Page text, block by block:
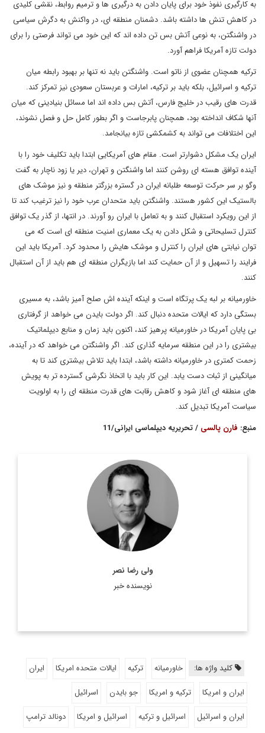
به کارگیری نفوذ خود برای پایان دادن به درگیری ها و ترمیم روابط، نقشی کلیدی
در کاهش تنش ها داشته باشد. دشمنان منطقه ای، در واکنش به دگرش سیاسی
در واشنگتن، به نوعی آتش بس تن داده اند که این خود می تواند فرصتی را برای
دولت تازه آمریکا فراهم آورد.
ترکیه همچنان عضوی از ناتو است. واشنگتن باید نه تنها بر بهبود رابطه میان
ترکیه و اسرائیل، بلکه باید بر ترکیه، امارات و عربستان سعودی نیز تمرکز کند.
قدرت های رقیب در خلیج فارس، آتش بس داده اند اما مسائل بنیادینی که میان
آنها شکاف انداخته بود، همچنان پابرجاست و اگر بطور کامل حل و فصل نشوند،
این اختلافات می تواند به کشمکشی تازه بیانجامد.
ایران یک مشکل دشوارتر است. مقام های آمریکایی ابتدا باید تکلیف خود را با
آینده توافق هسته ای روشن کنند اما واشنگتن و تهران، دیر یا زود ناچار به گفت
وگو بر سر حرکت توسعه طلبانه ایران در گستره بزرگتر منطقه و نیز موشک های
بالستیک این کشور هستند. واشنگتن باید متحدان عرب خود را نیز ترغیب کند تا
از این رویکرد استقبال کنند و به تعامل با ایران رو آورند. در انتها، از گذر یک توافق
کنترل تسلیحاتی و شکل دادن به یک معماری امنیت منطقه ای است که می
توان نیابتی های ایران را کنترل و موشک هایش را محدود کرد. آمریکا باید این
فرایند را تسهیل و از آن حمایت کند اما بازیگران منطقه ای هم باید از آن استقبال
کنند.
خاورمیانه بر لبه یک پرتگاه است و اینکه آینده اش صلح آمیز باشد، به مسیری
بستگی دارد که ایالات متحده دنبال کند. اگر دولت بایدن می خواهد از گرفتاری
بی پایان آمریکا در خاورمیانه پرهیز کند، اکنون باید زمان و منابع دیپلماتیک
بیشتری را در این منطقه سرمایه گذاری کند. اگر واشنگتن می خواهد که در آینده،
زحمت کمتری در خاورمیانه داشته باشد، ابتدا باید تلاش بیشتری کند تا به
میانگینی از ثبات دست یابد. این کار باید با اتخاذ نگرشی گسترده تر به پویش
های منطقه ای آغاز شود و کاهش رقابت های قدرت منطقه ای را به اولویت
سیاست آمریکا تبدیل کند.
منبع: فارن پالسی / تحریریه دیپلماسی ایرانی/11
ولی رضا نصر
نویسنده خبر
(متولد ۱۳۳۹ تهران) اسلام‌شناس، استاد دانشگاه،
متفکر سیاسی و مفسر مسائل بین‌المللی، و از اساتید شناخته‌شدهٔ
مسائل خاورمیانه در غرب است. او رئیس مدرسه مطالعات
بین‌المللی ...
اطلاعات بیشتر
کلید واژه ها: خاورمیانه ترکیه ایالات متحده امریکا
ایران
ایران و امریکا
ترکیه و امریکا جو بایدن
اسرائیل
ایران و اسرائیل
اسرائیل و ترکیه اسرائیل و امریکا دونالد ترامپ